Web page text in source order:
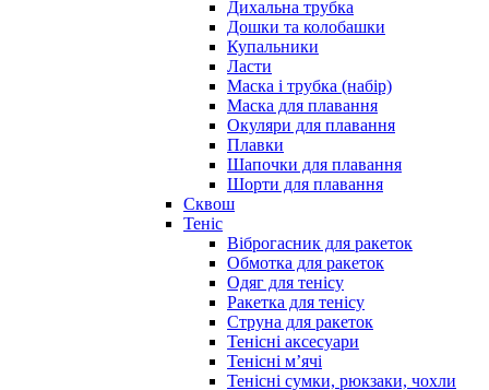
Дихальна трубка
Дошки та колобашки
Купальники
Ласти
Маска і трубка (набір)
Маска для плавання
Окуляри для плавання
Плавки
Шапочки для плавання
Шорти для плавання
Сквош
Теніс
Віброгасник для ракеток
Обмотка для ракеток
Одяг для тенісу
Ракетка для тенісу
Струна для ракеток
Тенісні аксесуари
Тенісні мʼячі
Тенісні сумки, рюкзаки, чохли